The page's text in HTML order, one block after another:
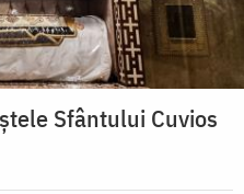
Sfântului Cuvios